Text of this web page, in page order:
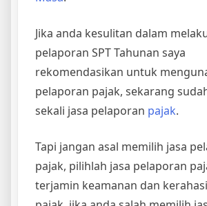
Jika anda kesulitan dalam
pelaporan SPT Tahunan saya
rekomendasikan untuk
pelaporan pajak, sekarang
sekali jasa pelaporan pajak.
Tapi jangan asal memilih jasa
pajak, pilihlah jasa pelaporan
terjamin keamanan dan